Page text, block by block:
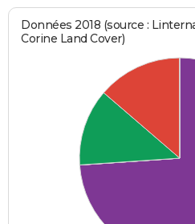
Données 2018 (source :
Corine Land Cover)